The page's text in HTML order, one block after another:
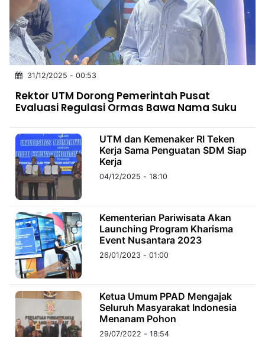
INDONESIA
Partner
NTB
Time
IDN
Jogja
Rakyat
News
Notice
Baru
Follow
Kabarbaru
Kabarbaru.co
31/12/2025 - 00:53
Rektor UTM Dorong Pemerintah Pusat
Evaluasi Regulasi Ormas Bawa Nama Suku
UTM dan Kemenaker RI Teken
Kerja Sama Penguatan SDM Siap
Kerja
04/12/2025 - 18:10
Kementerian Pariwisata Akan
Launching Program Kharisma
Event Nusantara 2023
26/01/2023 - 01:00
Ketua Umum PPAD Mengajak
Seluruh Masyarakat Indonesia
Menanam Pohon
29/07/2022 - 18:54